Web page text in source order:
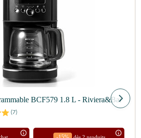
BCF579 1.8 L - Riviera&Bar
(7)